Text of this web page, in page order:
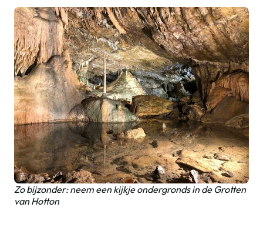
Zo bijzonder: neem een kijkje ondergronds in de Grotten
van Hotton